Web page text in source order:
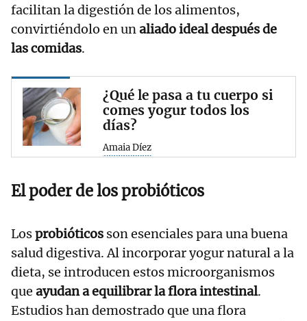
facilitan la digestión de los alimentos,
convirtiéndolo en unaliado ideal después de
las comidas.
¿Qué le pasa a tu cuerpo si
comes yogur todos los
días?
Amaia Díez
El poder de los probióticos
Losprobióticos son esenciales para una buena
salud digestiva. Al incorporar yogur natural a la
dieta, se introducen estos microorganismos
que ayudan a equilibrar la flora intestinal.
Estudios han demostrado que una flora